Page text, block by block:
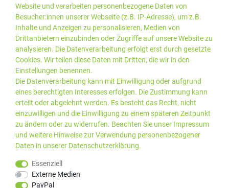
MwSt. zzgl.Versandkosten
Website und verarbeiten personenbezogene Daten von
Besucher:innen unserer Webseite (z.B. IP-Adresse), um z.B.
Inhalte und Anzeigen zu personalisieren, Medien von
Drittanbietern einzubinden oder Zugriffe auf unsere Website zu
analysieren. Die Datenverarbeitung erfolgt erst durch gesetzte
Cookies. Wir teilen diese Daten mit Dritten, die wir in den
Einstellungen benennen.
Die Datenverarbeitung kann mit Einwilligung oder aufgrund
eines berechtigten Interesses erfolgen. Die Zustimmung kann
erteilt oder abgelehnt werden. Es besteht das Recht, nicht
einzuwilligen und die Einwilligung zu einem späteren Zeitpunkt
zu ändern oder zu widerrufen. Beachten Sie unser Impressum
und weitere Hinweise zur Verwendung personenbezogener
Daten in unserer Daten­schutz­erklärung.
Essenziell
Externe Medien
PayPal